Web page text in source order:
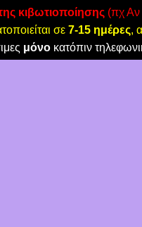
κιβωτιοποίησης(πχ Αν
σε 7-15 ημέρες,
μόνο κατόπιν